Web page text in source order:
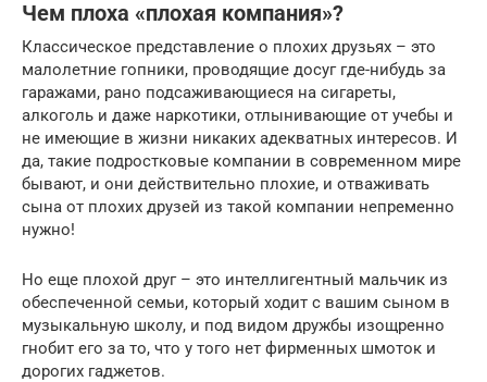
Чем плоха «плохая компания»?
Классическое представление о плохих друзьях – это
малолетние гопники, проводящие досуг где-нибудь за
гаражами, рано подсаживающиеся на сигареты,
алкоголь и даже наркотики, отлынивающие от учебы и
не имеющие в жизни никаких адекватных интересов. И
да, такие подростковые компании в современном мире
бывают, и они действительно плохие, и отваживать
сына от плохих друзей из такой компании непременно
нужно!
Но еще плохой друг – это интеллигентный мальчик из
обеспеченной семьи, который ходит с вашим сыном в
музыкальную школу, и под видом дружбы изощренно
гнобит его за то, что у того нет фирменных шмоток и
дорогих гаджетов.